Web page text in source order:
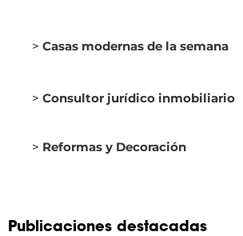
> Casas modernas de la semana
> Consultor jurídico inmobiliario
> Reformas y Decoración
Publicaciones destacadas